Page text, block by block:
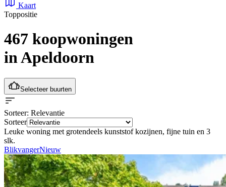
Kaart
Toppositie
467 koopwoningen
in Apeldoorn
Selecteer buurten
Sorteer: Relevantie
Sorteer
Leuke woning met grotendeels kunststof kozijnen, fijne tuin en 3
slk.
BlikvangerNieuw